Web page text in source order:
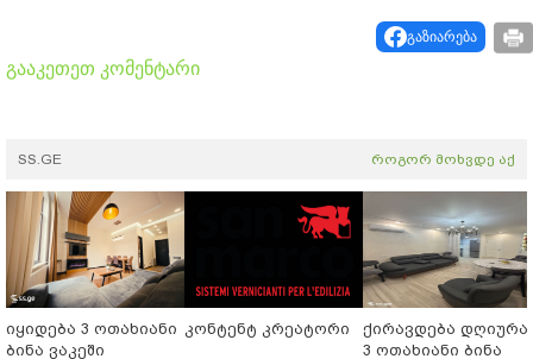
გაზიარება
გააკეთეთ კომენტარი
SS.GE როგორ მოხვდე აქ
იყიდება 3 ოთახიანი
ბინა ვაკეში
კონტენტ კრეატორი
ქირავდება
3 ოთახიანი ბინა